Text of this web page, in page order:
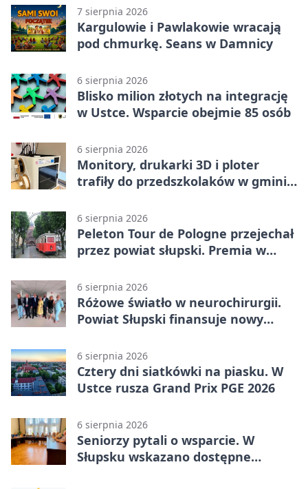
7 sierpnia 2026
Kargulowie i Pawlakowie wracają
pod chmurkę. Seans w Damnicy
6 sierpnia 2026
Blisko milion złotych na integrację
w Ustce. Wsparcie obejmie 85 osób
6 sierpnia 2026
Monitory, drukarki 3D i ploter
trafiły do przedszkolaków w gminie
6 sierpnia 2026
Peleton Tour de Pologne przejechał
przez powiat słupski. Premia w
6 sierpnia 2026
Różowe światło w neurochirurgii.
Powiat Słupski finansuje nowy
6 sierpnia 2026
Cztery dni siatkówki na piasku. W
Ustce rusza Grand Prix PGE 2026
6 sierpnia 2026
Seniorzy pytali o wsparcie. W
Słupsku wskazano dostępne